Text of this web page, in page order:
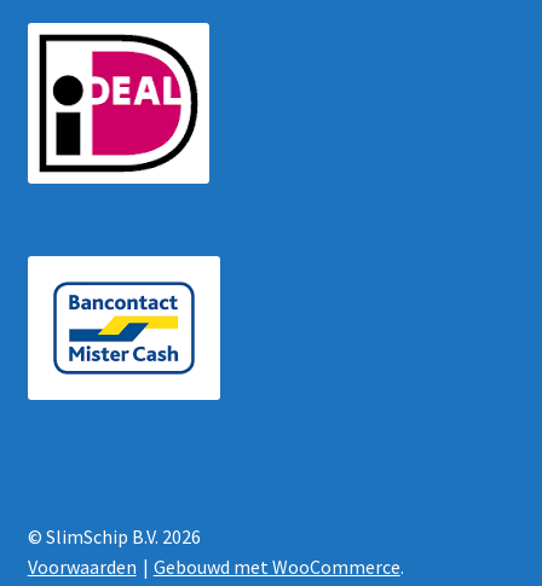
© SlimSchip B.V. 2026
Voorwaarden
Gebouwd met WooCommerce.